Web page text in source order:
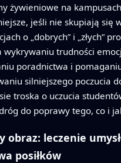
żywieniowe na
jeśli nie skupiają się
o „dobrych” i „złych”
wykrywaniu trudności
poradnictwa i
silniejszego poczucia
troska o uczucia
do poprawy tego, co i
obraz: leczenie
posiłków